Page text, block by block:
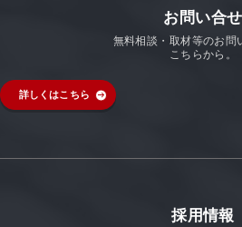
お問い合せ
無料相談・取材等のお問
こちらから。
詳しくはこちら
採用情報